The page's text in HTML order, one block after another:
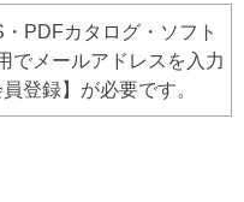
PDFカタログ・ソフト
でメールアドレスを入力
登録】が必要です。